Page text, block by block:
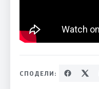
СПОДЕЛИ: